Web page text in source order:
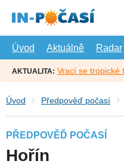
hlavní
Úvod
Aktuálně Radar
AKTUALITA: Vrací se tropické
Úvod Předpověď počasí
PŘEDPOVĚĎ POČASÍ
Hořín